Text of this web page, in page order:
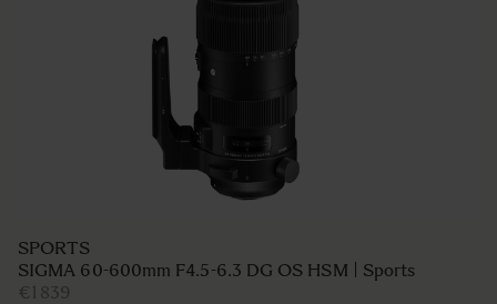
SPORTS
SIGMA 60-600mm F4.5-6.3 DG OS HSM | Sports
€1 839